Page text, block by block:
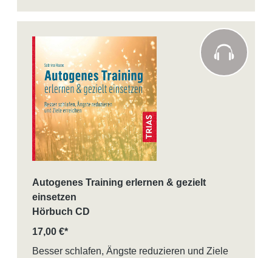
Autogenes Training erlernen & gezielt
einsetzen
Hörbuch CD
17,00 €*
Besser schlafen, Ängste reduzieren und Ziele